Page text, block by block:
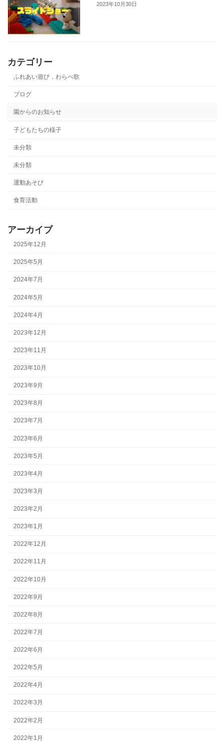
2023年10月30日
カテゴリー
ふれあい遊び，わらべ歌
ブログ
園からのお知らせ
子どもたちの様子
未分類
未分類
運動あそび
食育活動
アーカイブ
2025年12月
2025年5月
2024年7月
2024年5月
2024年4月
2023年12月
2023年11月
2023年10月
2023年9月
2023年8月
2023年7月
2023年6月
2023年5月
2023年4月
2023年3月
2023年2月
2023年1月
2022年12月
2022年11月
2022年10月
2022年9月
2022年8月
2022年7月
2022年6月
2022年5月
2022年4月
2022年3月
2022年2月
2022年1月